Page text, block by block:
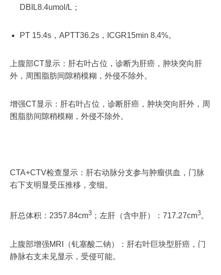
DBIL8.4umol/L；
PT 15.4s，APTT36.2s，ICGR15min 8.4%。
上腹部CT显示：肝右叶占位，诊断为肝癌，肿块突向肝
外，周围脂肪间隙稍模糊，外侵不除外。
增强CT显示：肝右叶占位，诊断肝癌，肿块突向肝外，周
围脂肪间隙稍模糊，外侵不除外。
CTA+CTV检查显示：肝右动脉分支参与肿瘤供血，门脉
右下支明显受压推移，变细。
肝总体积：2357.84cm3 ；左肝（含中肝）：717.27cm3。
上腹部增强MRI（钆塞酸二钠）：肝右叶巨块型肝癌，门
静脉右支未见显示，受侵可能。